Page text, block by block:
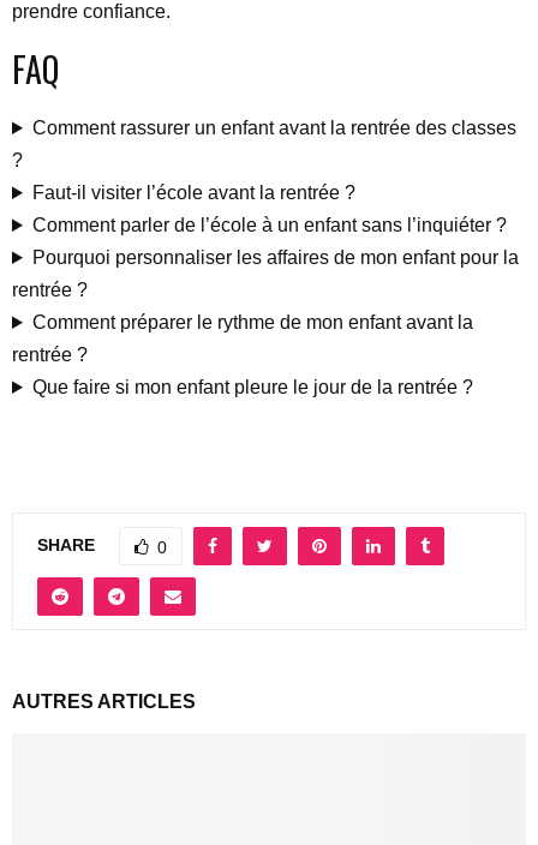
prendre confiance.
FAQ
Comment rassurer un enfant avant la rentrée des classes
?
Faut-il visiter l’école avant la rentrée ?
Comment parler de l’école à un enfant sans l’inquiéter ?
Pourquoi personnaliser les affaires de mon enfant pour la
rentrée ?
Comment préparer le rythme de mon enfant avant la
rentrée ?
Que faire si mon enfant pleure le jour de la rentrée ?
SHARE 0
AUTRES ARTICLES